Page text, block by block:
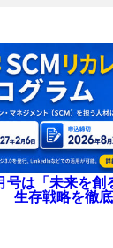
号は「未来を創
生存戦略を徹